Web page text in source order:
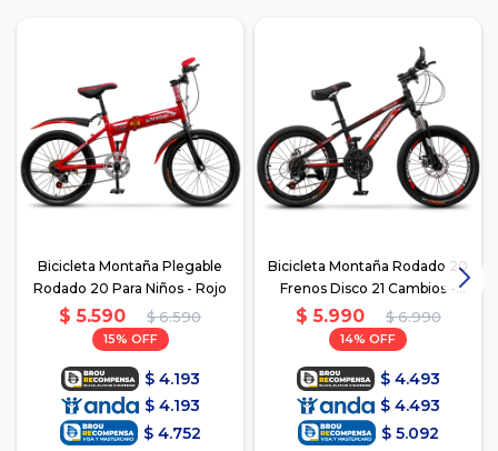
Bicicleta Montaña Plegable
Rodado 20 Para Niños - Rojo
$ 5.590 $ 6.590
15
$ 4.193
$ 4.193
$ 4.752
Bicicleta Montaña Rodado 20
Frenos Disco 21 Cambios -
Rojo
$ 5.990 $ 6.990
14
$ 4.493
$ 4.493
$ 5.092